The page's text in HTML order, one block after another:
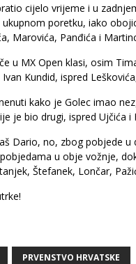
cijelo vrijeme i u
poretku, iako
Marovića, Panđića i
u MX Open klasi, osim
Kundid, ispred
kako je Golec imao
je bio drugi, ispred Ujčića i
Dario, no, zbog pobjede
u obje vožnje,
Štefanek, Lončar,
PRVENSTVO HRVATSKE